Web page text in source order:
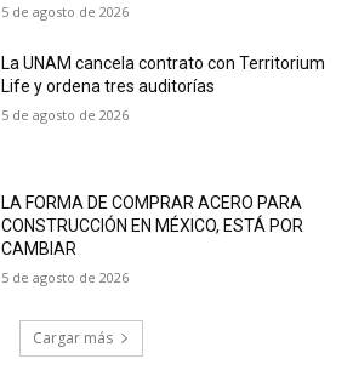
5 de agosto de 2026
La UNAM cancela contrato con Territorium
Life y ordena tres auditorías
5 de agosto de 2026
LA FORMA DE COMPRAR ACERO PARA
CONSTRUCCIÓN EN MÉXICO, ESTÁ POR
CAMBIAR
5 de agosto de 2026
Cargar más